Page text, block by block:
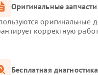
60 мин
Оригинальные
оригинальные
корректную
Бесплатная